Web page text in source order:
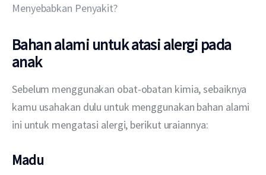
Menyebabkan Penyakit?
Bahan alami untuk atasi alergi pada
anak
Sebelum menggunakan obat-obatan kimia, sebaiknya
kamu usahakan dulu untuk menggunakan bahan alami
ini untuk mengatasi alergi, berikut uraiannya:
Madu